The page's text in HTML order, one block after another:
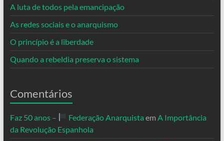
A luta de todos pela emancipação
As redes sociais e o anarquismo
O princípio é a liberdade
Quando a rebeldia preserva o sistema
Comentários
Faz 50 anos – Federação Anarquista em A Importância
da Revolução Espanhola